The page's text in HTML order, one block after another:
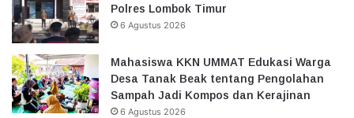
Polres Lombok Timur
6 Agustus 2026
Mahasiswa KKN UMMAT Edukasi Warga
Desa Tanak Beak tentang Pengolahan
Sampah Jadi Kompos dan Kerajinan
6 Agustus 2026